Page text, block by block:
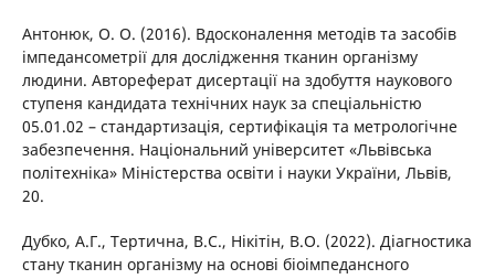
Антонюк, О. О. (2016). Вдосконалення методів та засобів
імпедансометрії для дослідження тканин організму
людини. Автореферат дисертації на здобуття наукового
ступеня кандидата технічних наук за спеціальністю
05.01.02 – стандартизація, сертифікація та метрологічне
забезпечення. Національний університет «Львівська
політехніка» Міністерства освіти і науки України, Львів,
20.
Дубко, А.Г., Тертична, В.С., Нікітін, В.О. (2022). Діагностика
стану тканин організму на основі біоімпедансного